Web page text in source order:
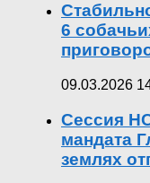
6
09.03.2026
Сессия
мандата
землях